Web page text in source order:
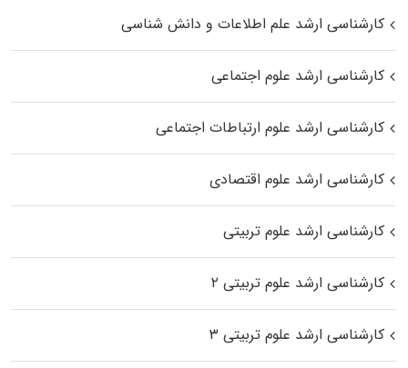
کارشناسی ارشد علم اطلاعات و دانش شناسی
کارشناسی ارشد علوم اجتماعی
کارشناسی ارشد علوم ارتباطات اجتماعی
کارشناسی ارشد علوم اقتصادی
کارشناسی ارشد علوم تربیتی
کارشناسی ارشد علوم تربیتی ۲
کارشناسی ارشد علوم تربیتی ۳